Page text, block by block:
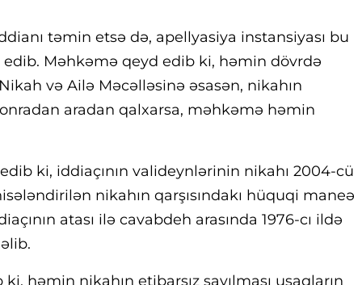
təmin etsə də, apellyasiya instansiyası bu
edib. Məhkəmə qeyd edib ki, həmin dövrdə
və Ailə Məcəlləsinə əsasən, nikahın
aradan qalxarsa, məhkəmə həmin
ki, iddiaçının valideynlərinin nikahı 2004-cü
nikahın qarşısındakı hüquqi maneə
atası ilə cavabdeh arasında 1976-cı ildə
həmin nikahın etibarsız sayılması uşaqların